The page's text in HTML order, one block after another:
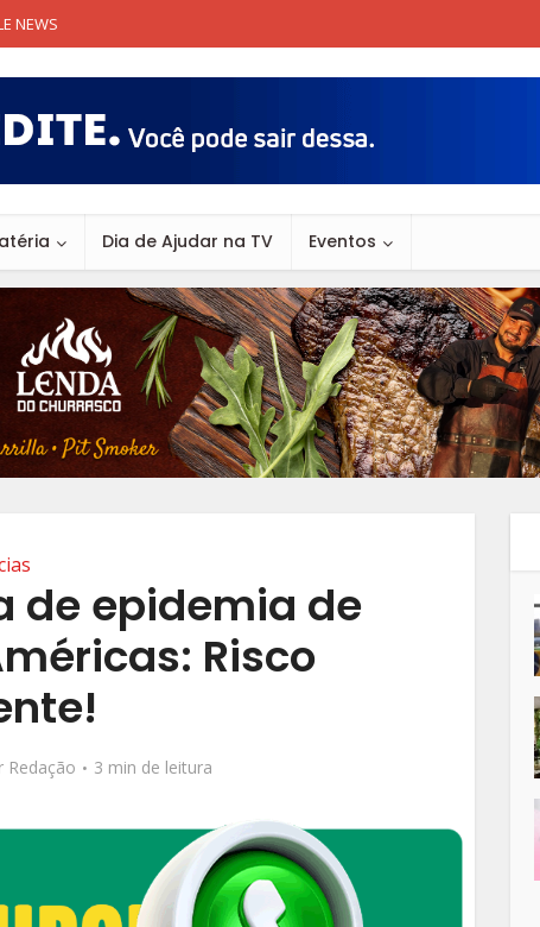
NEWS
Dia de Ajudar na TV Eventos
de epidemia de
Risco
Redação 3 min de leitura